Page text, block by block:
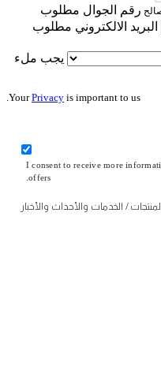
رقم الجوال مطلوب
البريد الالكتروني مطلوب
يجب ملء
YourPrivacy is important to us.
I consent to receive more
offers.
/ الخدمات والأحداث والأخبار